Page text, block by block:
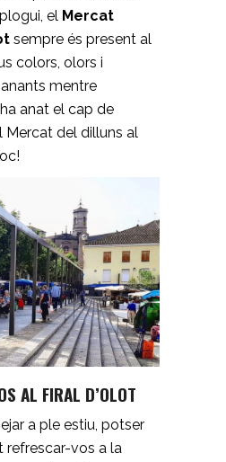
el Mercat
sempre és present al
colors, olors i
mentre
anat el cap de
Mercat del dilluns al
AL FIRAL D’OLOT
a ple estiu, potser
refrescar-vos a la